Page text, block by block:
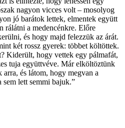
nagyon vicces volt – mosolyog
jó barátok lettek, elmentek együtt
rálátni a medencénkre. Előre
és hogy majd felezzük az árát.
két rossz gyerek: többet költöttek.
Kiderült, hogy vettek egy pálmafát,
tuja együttvéve. Már elköltöztünk
és látom, hogy megvan a
sem lett semmi bajuk.”